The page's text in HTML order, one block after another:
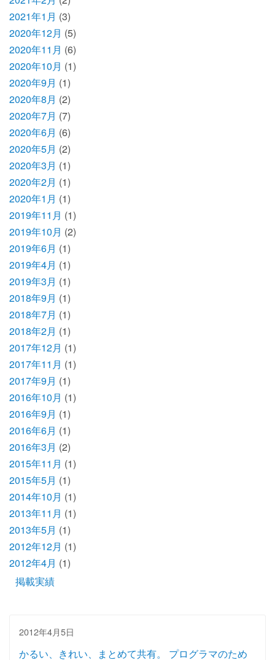
2021年1月 (3)
2020年12月 (5)
2020年11月 (6)
2020年10月 (1)
2020年9月 (1)
2020年8月 (2)
2020年7月 (7)
2020年6月 (6)
2020年5月 (2)
2020年3月 (1)
2020年2月 (1)
2020年1月 (1)
2019年11月 (1)
2019年10月 (2)
2019年6月 (1)
2019年4月 (1)
2019年3月 (1)
2018年9月 (1)
2018年7月 (1)
2018年2月 (1)
2017年12月 (1)
2017年11月 (1)
2017年9月 (1)
2016年10月 (1)
2016年9月 (1)
2016年6月 (1)
2016年3月 (2)
2015年11月 (1)
2015年5月 (1)
2014年10月 (1)
2013年11月 (1)
2013年5月 (1)
2012年12月 (1)
2012年4月 (1)
掲載実績
2012年4月5日
かるい、きれい、まとめて共有。 プログラマのため